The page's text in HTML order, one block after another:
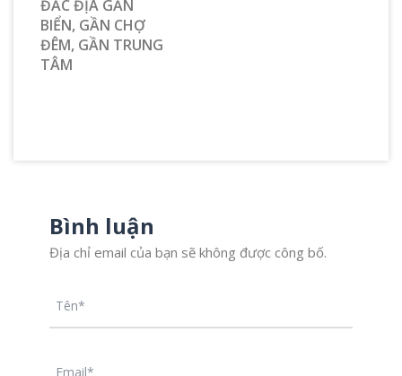
ĐẮC ĐỊA GẦN
BIỂN, GẦN CHỢ
ĐÊM, GẦN TRUNG
TÂM
Bình luận
Địa chỉ email của bạn sẽ không được công bố.